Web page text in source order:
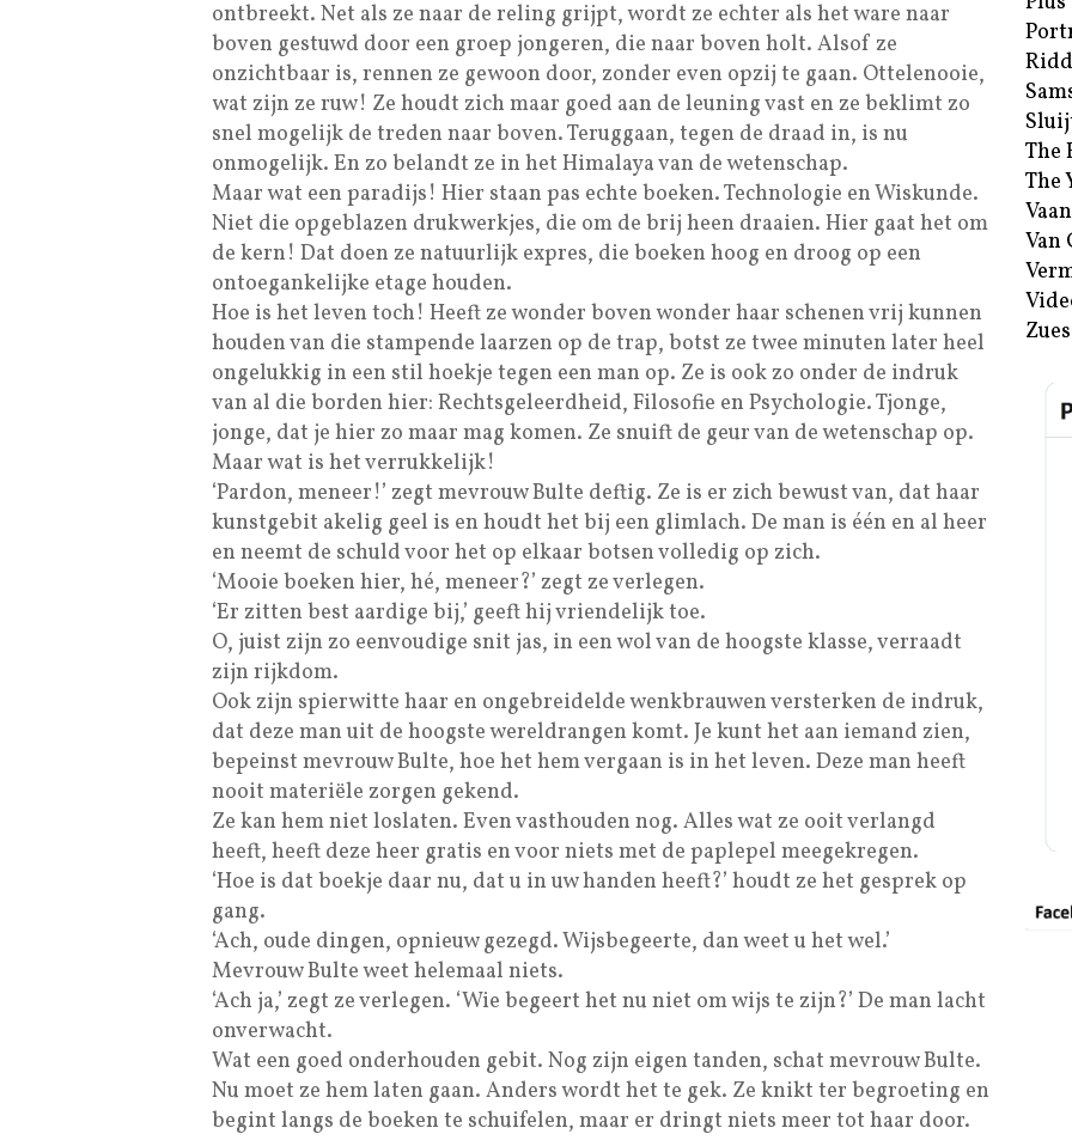
ontbreekt. Net als ze naar de reling grijpt, wordt ze echter als het ware naar
boven gestuwd door een groep jongeren, die naar boven holt. Alsof ze
onzichtbaar is, rennen ze gewoon door, zonder even opzij te gaan. Ottelenooie,
wat zijn ze ruw! Ze houdt zich maar goed aan de leuning vast en ze beklimt zo
snel mogelijk de treden naar boven. Teruggaan, tegen de draad in, is nu
onmogelijk. En zo belandt ze in het Himalaya van de wetenschap.
Maar wat een paradijs! Hier staan pas echte boeken. Technologie en Wiskunde.
Niet die opgeblazen drukwerkjes, die om de brij heen draaien. Hier gaat het om
de kern! Dat doen ze natuurlijk expres, die boeken hoog en droog op een
ontoegankelijke etage houden.
Hoe is het leven toch! Heeft ze wonder boven wonder haar schenen vrij kunnen
houden van die stampende laarzen op de trap, botst ze twee minuten later heel
ongelukkig in een stil hoekje tegen een man op. Ze is ook zo onder de indruk
van al die borden hier: Rechtsgeleerdheid, Filosofie en Psychologie. Tjonge,
jonge, dat je hier zo maar mag komen. Ze snuift de geur van de wetenschap op.
Maar wat is het verrukkelijk!
‘Pardon, meneer!’ zegt mevrouw Bulte deftig. Ze is er zich bewust van, dat haar
kunstgebit akelig geel is en houdt het bij een glimlach. De man is één en al heer
en neemt de schuld voor het op elkaar botsen volledig op zich.
‘Mooie boeken hier, hé, meneer?’ zegt ze verlegen.
‘Er zitten best aardige bij,’ geeft hij vriendelijk toe.
O, juist zijn zo eenvoudige snit jas, in een wol van de hoogste klasse, verraadt
zijn rijkdom.
Ook zijn spierwitte haar en ongebreidelde wenkbrauwen versterken de indruk,
dat deze man uit de hoogste wereldrangen komt. Je kunt het aan iemand zien,
bepeinst mevrouw Bulte, hoe het hem vergaan is in het leven. Deze man heeft
nooit materiële zorgen gekend.
Ze kan hem niet loslaten. Even vasthouden nog. Alles wat ze ooit verlangd
heeft, heeft deze heer gratis en voor niets met de paplepel meegekregen.
‘Hoe is dat boekje daar nu, dat u in uw handen heeft?’ houdt ze het gesprek op
gang.
‘Ach, oude dingen, opnieuw gezegd. Wijsbegeerte, dan weet u het wel.’
Mevrouw Bulte weet helemaal niets.
‘Ach ja,’ zegt ze verlegen. ‘Wie begeert het nu niet om wijs te zijn?’ De man lacht
onverwacht.
Wat een goed onderhouden gebit. Nog zijn eigen tanden, schat mevrouw Bulte.
Nu moet ze hem laten gaan. Anders wordt het te gek. Ze knikt ter begroeting en
begint langs de boeken te schuifelen, maar er dringt niets meer tot haar door.
The
The
Van